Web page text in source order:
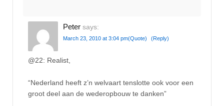
Peter says:
March 23, 2010 at 3:04 pm(Quote) (Reply)
@22: Realist,
“Nederland heeft z’n welvaart tenslotte ook voor een
groot deel aan de wederopbouw te danken”